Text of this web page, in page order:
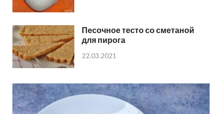
Песочное тесто со сметаной
для пирога
22.03.2021